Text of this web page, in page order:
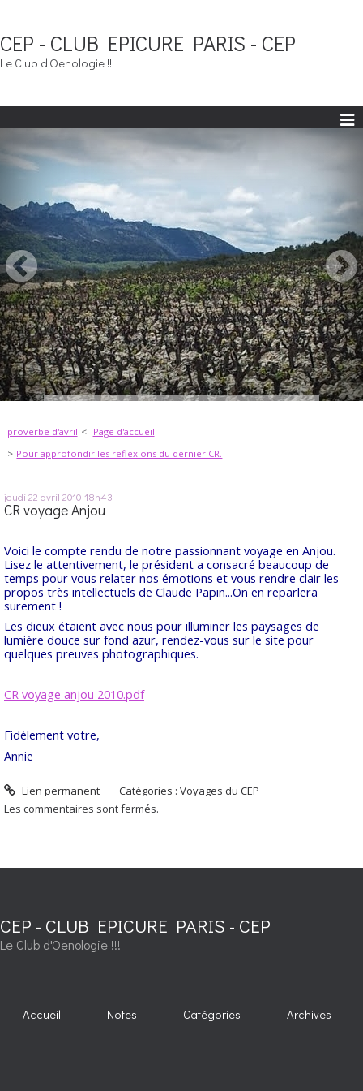
CEP - CLUB EPICURE PARIS - CEP
Le Club d'Oenologie !!!
proverbe d'avril
Page d'accueil
Pour approfondir les reflexions du dernier CR.
jeudi 22 avril 2010 18h43
CR voyage Anjou
Voici le compte rendu de notre passionnant voyage en Anjou.
Lisez le attentivement, le président a consacré beaucoup de
temps pour vous relater nos émotions et vous rendre clair les
propos très intellectuels de Claude Papin...On en reparlera
surement !
Les dieux étaient avec nous pour illuminer les paysages de
lumière douce sur fond azur, rendez-vous sur le site pour
quelques preuves photographiques.
CR voyage anjou 2010.pdf
Fidèlement votre,
Annie
Lien permanent Catégories :Voyages du CEP
Les commentaires sont fermés.
CEP - CLUB EPICURE PARIS - CEP
Le Club d'Oenologie !!!
Accueil Notes Catégories Archives